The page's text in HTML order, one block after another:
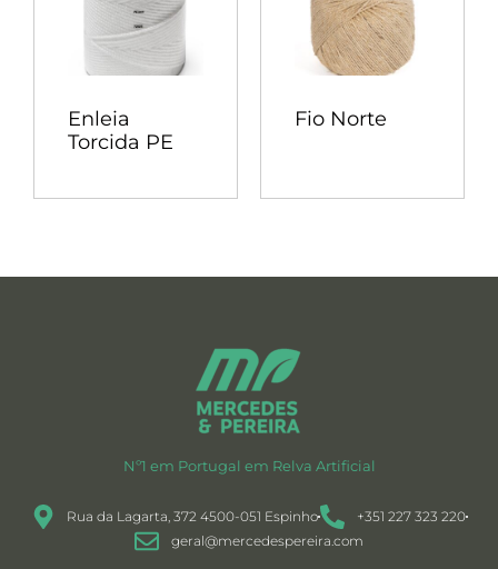
Enleia
Torcida PE
Fio Norte
Nº1 em Portugal em Relva Artificial
Rua da Lagarta, 372 4500-051 Espinho
+351 227 323 220
geral@mercedespereira.com